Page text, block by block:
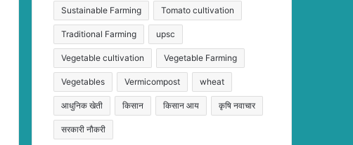
Sustainable Farming Tomato cultivation
Traditional Farming upsc
Vegetable cultivation Vegetable Farming
Vegetables Vermicompost wheat
आधुनिक खेती किसान किसान आय कृषि नवाचार
सरकारी नौकरी